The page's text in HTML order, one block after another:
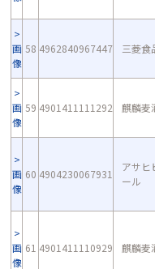
画
像
58 4962840967447 三菱食
画
像
59 4901411111292 麒麟麦
画
像
60 4904230067931
アサヒ
ール
画
像
61 4901411110929 麒麟麦